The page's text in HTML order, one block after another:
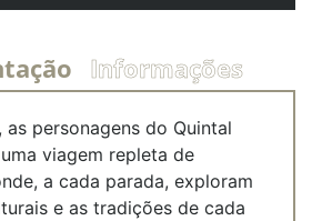
Informações
as personagens do Quintal
viagem repleta de
a cada parada, exploram
e as tradições de cada